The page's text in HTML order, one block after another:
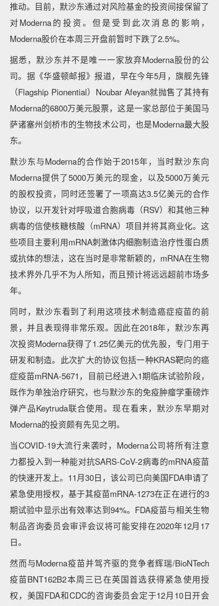
推动。目前，默沙东通过对风险基金的投资间接保留了
对Moderna的投资。但是受到此次消息的影响，
Moderna股价在本周三开盘前暂时下跌了2.5%。
据悉，默沙东并不是唯一一家放弃Moderna股份的公
司。据《华盛顿邮报》报道，早在今年5月，旗舰先锋
（Flagship Pionential）Noubar Afeyan就抛售了其持有
Moderna的6800万美元股票，这是一家总部位于美国马
萨诸塞州剑桥市的生物技术公司，也是Moderna最大股
东。
默沙东与Moderna的合作始于2015年，当时默沙东向
Moderna提供了5000万美元的现金，以及5000万美元
的股权投资，同时还签署了一项高达3.5亿美元的合作
协议，以开发针对呼吸道合胞病毒（RSV）和其他三种
病毒的信使核糖核酸（mRNA）项目并将其商业化。这
些项目主要利用mRNA刺激体内细胞制造治疗性蛋白质
或抗体的想法，这在当时是非常新颖的，mRNA在生物
技术界外几乎不为人所知，而且预计将远远超前市场多
年。
同时，默沙东看到了利用这项技术制造癌症疫苗的前
景，并且表现得非常乐观。因此在2018年，默沙东再
次投资Moderna获得了1.25亿美元的优先股，专门用于
研发和制造。此次扩大的协议包括一种KRAS靶向的癌
症疫苗mRNA-5671，目前已经进入1期临床试验阶段，
既作为单独治疗研究，也与默沙东的免疫肿瘤学重磅炸
弹产品Keytruda联合使用。现在看来，默沙东早期对
Moderna的投资颇有先见之明。
当COVID-19大流行来袭时，Moderna公司将所有注意
力都投入到一种能对抗SARS-CoV-2病毒的mRNA疫苗
的快速开发上。11月30日，该公司已向美国FDA申请了
紧急使用授权，基于其疫苗mRNA-1273在正在进行的3
期试验中显示出有效率达到94%。FDA疫苗与相关生物
制品咨询委员会审评会议将可能安排在2020年12月17
日。
然而与Moderna疫苗并驾齐驱的竞争者辉瑞/BioNTech
疫苗BNT162B2本周三已在英国首选获得紧急使用授
权，美国FDA和CDC的咨询委员会定于12月10日开会